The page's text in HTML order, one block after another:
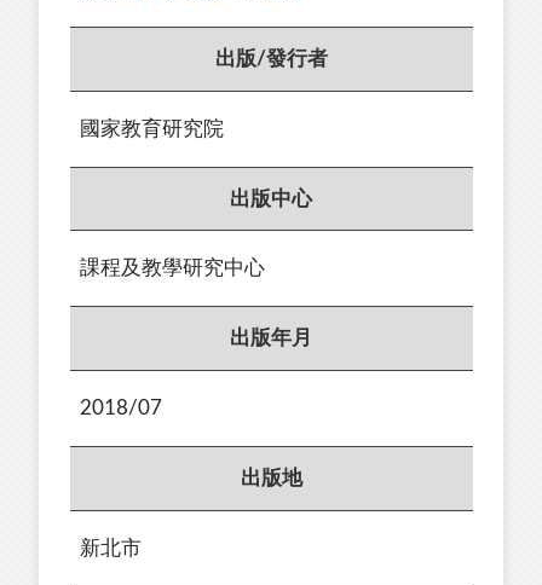
出版/發行者
國家教育研究院
出版中心
課程及教學研究中心
出版年月
2018/07
出版地
新北市